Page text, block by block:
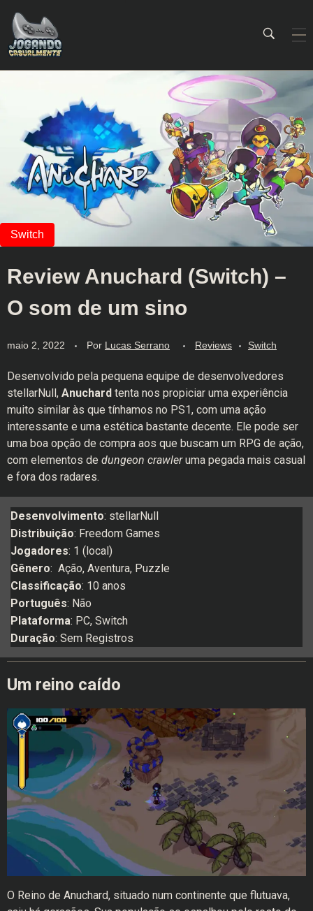
Review Anuchard (Switch) –
O som de um sino
maio 2, 2022 Por Lucas Serrano Reviews Switch
Desenvolvido pela pequena equipe de desenvolvedores
stellarNull, Anuchard tenta nos propiciar uma experiência
muito similar às que tínhamos no PS1, com uma ação
interessante e uma estética bastante decente. Ele pode ser
uma boa opção de compra aos que buscam um RPG de ação,
com elementos de dungeon crawleruma pegada mais casual
e fora dos radares.
Desenvolvimento: stellarNull
Distribuição: Freedom Games
Jogadores: 1 (local)
Gênero: Ação, Aventura, Puzzle
Classificação: 10 anos
Português: Não
Plataforma: PC, Switch
Duração: Sem Registros
Um reino caído
O Reino de Anuchard, situado num continente que flutuava,